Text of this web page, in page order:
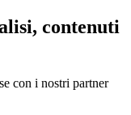
contenuti
con i nostri partner